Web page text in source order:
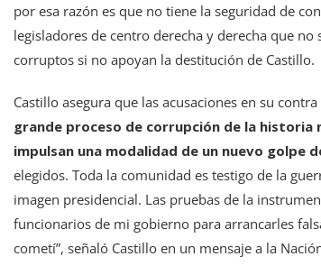
por esa razón es que no tiene la seguridad de
legisladores de centro derecha y derecha que
corruptos si no apoyan la destitución de Castillo.
Castillo asegura que las acusaciones en su contra
grande proceso de corrupción de la historia
impulsan una modalidad de un nuevo golpe
elegidos. Toda la comunidad es testigo de la
imagen presidencial. Las pruebas de la
funcionarios de mi gobierno para arrancarles
cometí”, señaló Castillo en un mensaje a la